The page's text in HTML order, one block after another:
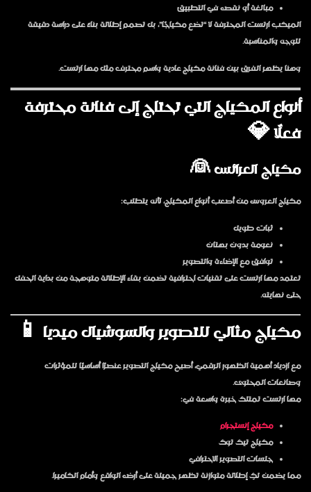
مبالغة أو نقص في التطبيق
الميكب ارتست المحترفة لا “تضع مكياجًا”، بلتصمم إطلالةبناءً على دراسة دقيقة
للوجه والمناسبة.
وهنا يظهر الفرق بين فنانة مكياج عادية واسم محترف مثلمها ارتست.
أنواع المكياج التي تحتاج إلى فنانة محترفة
فعلًا 💎
مكياج العرائس 👰
مكياج العروس من أصعب أنواع المكياج، لأنه يتطلب:
ثبات طويل
نعومة بدون بهتان
توافق مع الإضاءة والتصوير
تعتمد مها ارتست على تقنيات احترافية تضمن بقاء الإطلالة متوهجة من بداية الحفل
حتى نهايته.
مكياج مثالي للتصوير والسوشيال ميديا 📱
مع ازدياد أهمية الظهور الرقمي، أصبح مكياج التصوير عنصرًا أساسيًا للمؤثرات
وصانعات المحتوى.
مها ارتست تمتلك خبرة واسعة في:
مكياج إنستجرام
مكياج تيك توك
جلسات التصوير الاحترافي
مما يضمن لكِ إطلالة متوازنة تظهر جميلة على أرض الواقع وأمام الكاميرا.